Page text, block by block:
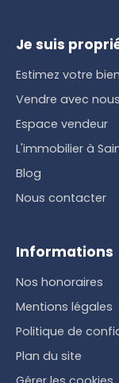
Je suis
Estimez votre bien
Vendre avec nous
Espace vendeur
L'immobilier à
Blog
Nous contacter
Informations
Nos honoraires
Mentions légales
Politique de
Plan du site